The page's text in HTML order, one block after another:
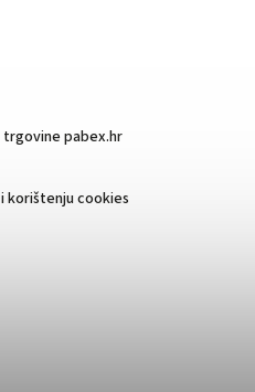
pabex.hr
korištenju cookies